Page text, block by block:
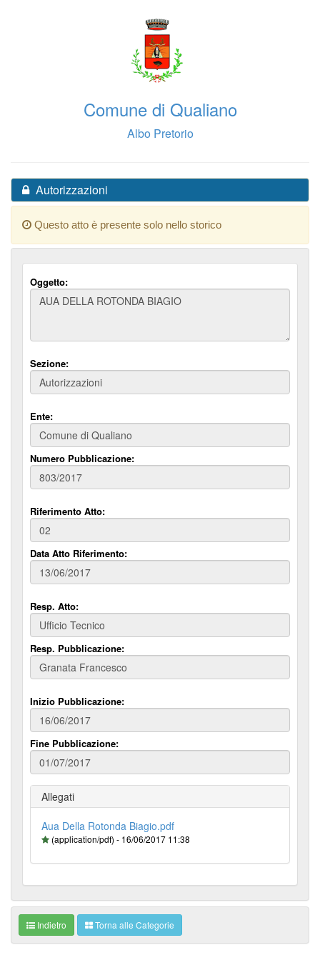
Comune di Qualiano
Albo Pretorio
Autorizzazioni
Questo atto è presente solo nello storico
Oggetto:
Sezione:
Ente:
Numero Pubblicazione:
Riferimento Atto:
Data Atto Riferimento:
Resp. Atto:
Resp. Pubblicazione:
Inizio Pubblicazione:
Fine Pubblicazione:
Allegati
Aua Della Rotonda Biagio.pdf
(application/pdf) - 16/06/2017 11:38
Indietro Torna alle Categorie